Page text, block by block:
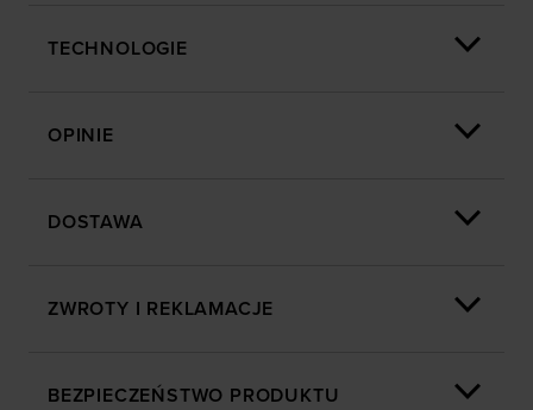
dopasowywania treści oraz udoskonalania rozwiązań
oraz sekcji
„Szczegóły”
TECHNOLOGIE
OPINIE
DOSTAWA
ZWROTY I REKLAMACJE
BEZPIECZEŃSTWO PRODUKTU